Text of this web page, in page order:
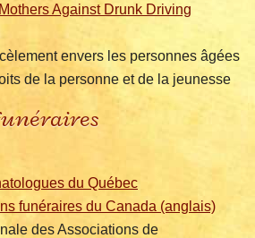
Against Drunk Driving
envers les personnes âgées
de la personne et de la jeunesse
du Québec
funéraires du Canada (anglais)
des Associations de